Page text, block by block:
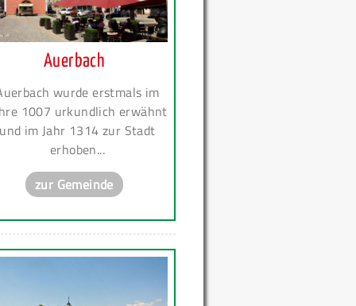
Auerbach
wurde erstmals im
1007 urkundlich erwähnt
und im Jahr 1314 zur Stadt
erhoben...
zur Gemeinde